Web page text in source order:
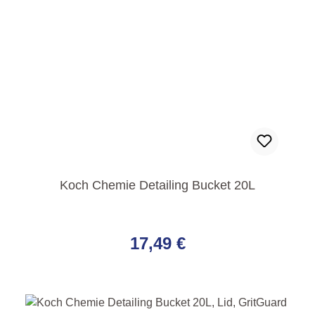
Koch Chemie Detailing Bucket 20L
17,49 €